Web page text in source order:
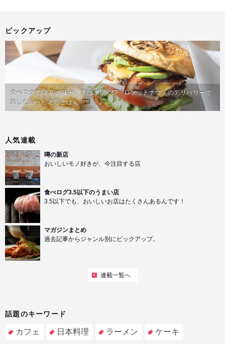
ピックアップ
食べログ 百名店の味が、並ばず届く!?「ロケットナウ」のデリバリーで
楽しむおうち名店ごはん PR
人気連載
噂の新店
おいしいモノ好きが、今注目する店
食べログ3.5以下のうまい店
3.5以下でも、おいしいお店はたくさんあるんです！
マガジンまとめ
過去記事からジャンル別にピックアップ。
連載一覧へ
話題のキーワード
カフェ 日本料理 ラーメン ケーキ